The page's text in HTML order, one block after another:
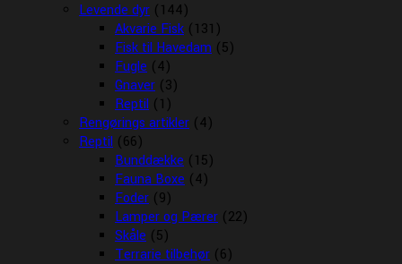
Levende dyr (144)
Akvarie Fisk (131)
Fisk til Havedam (5)
Fugle (4)
Gnaver (3)
Reptil (1)
Rengørings artikler (4)
Reptil (66)
Bunddække (15)
Fauna Boxe (4)
Foder (9)
Lamper og Pærer (22)
Skåle (5)
Terrarie tilbehør (6)